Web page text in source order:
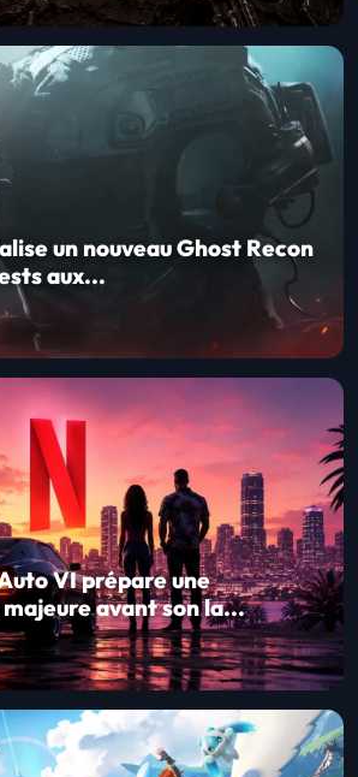
un nouveau Ghost Recon
aux...
VI prépare une
avant son la...